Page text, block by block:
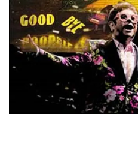
ウォーニング / 2024年4月22日
IEM+Aud！
*NEW RELEASE (最新約3ヶ月)
ビリー・ジョエル / 2024年3月
収録！
*NEW RELEASE (最新約3ヶ月)
リアム・ギャラガー / 2024年6
全収録！
*NEW RELEASE (最新約3ヶ月)